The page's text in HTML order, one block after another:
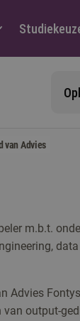
van Advies
m.b.t.
Advies
output-